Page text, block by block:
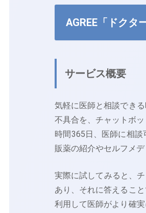
AGREE「ドクタ
サービス概要
気軽に医師と相談でき
不具合を、チャットボ
時間365日、医師に相
販薬の紹介やセルフメ
実際に試してみると、
あり、それに答えるこ
利用して医師がより確